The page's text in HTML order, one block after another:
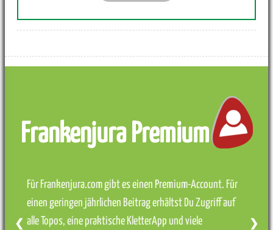
Frankenjura Premium
Für Frankenjura.com gibt es einen Premium-Account. Für
einen geringen jährlichen Beitrag erhältst Du Zugriff auf
alle Topos, eine praktische KletterApp und viele
❮ ❯